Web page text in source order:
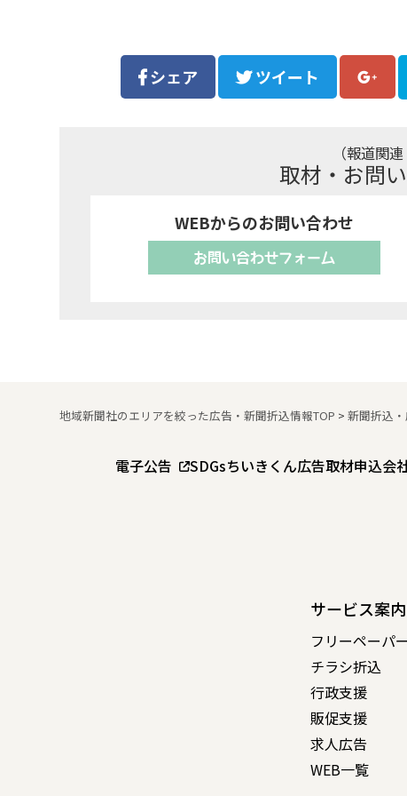
シェア ツイート
（報道関
取材・お問
WEBからのお問い合わせ
お問い合わせフォーム
地域新聞社のエリアを絞った広告・新聞折込情報TOP >新聞折込
電子公告 SDGsちいきくん広告取材申込会
サービス案内
フリーペーパ
チラシ折込
行政支援
販促支援
求人広告
WEB一覧